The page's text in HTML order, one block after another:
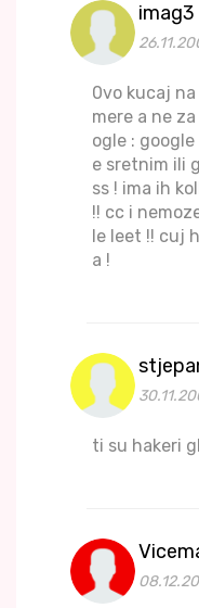
imag3
0vo kucaj
mere a ne
ogle :
e sretnim ili
ss ! ima ih
!! cc i
le leet !! cuj
a !
ti su hakeri